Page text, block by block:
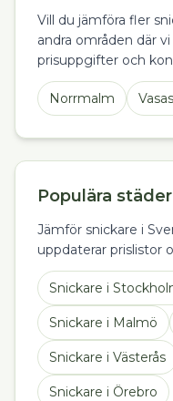
Vill du jämföra fler
andra områden där
prisuppgifter och
Norrmalm
Populära
Jämför snickare i
uppdaterar prislistor
Snickare i
Snickare i Malmö
Snickare i Västerås
Snickare i Örebro